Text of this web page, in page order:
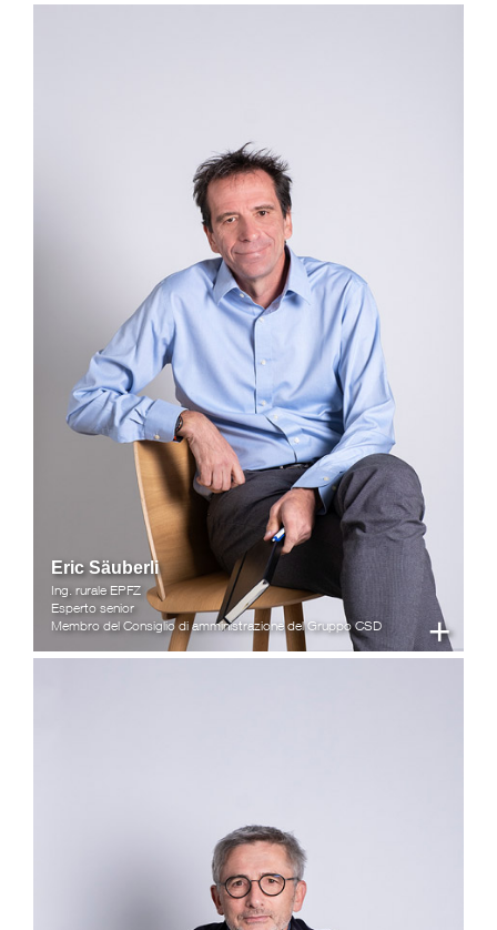
+
Eric Säuberli
Ing. rurale EPFZ
Esperto senior
Membro del Consiglio di amministrazione del Gruppo CSD